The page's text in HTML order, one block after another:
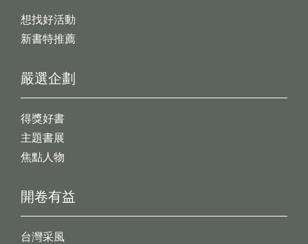
想找好活動
新書特推薦
開卷有益
台灣采風
嚴選企劃
得獎好書
主題書展
焦點人物